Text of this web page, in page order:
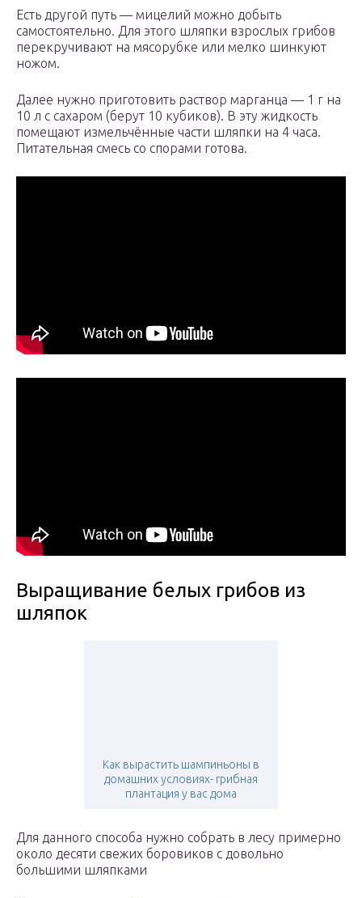
Есть другой путь — мицелий можно добыть
самостоятельно. Для этого шляпки взрослых грибов
перекручивают на мясорубке или мелко шинкуют
ножом.
Далее нужно приготовить раствор марганца — 1 г на
10 л с сахаром (берут 10 кубиков). В эту жидкость
помещают измельчённые части шляпки на 4 часа.
Питательная смесь со спорами готова.
Выращивание белых грибов из
шляпок
Как вырастить шампиньоны в
домашних условиях- грибная
плантация у вас дома
Для данного способа нужно собрать в лесу примерно
около десяти свежих боровиков с довольно
большими шляпками